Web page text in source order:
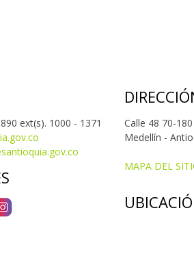
ext(s). 1000 - 1371
Calle 48 70-
Medellín -
MAPA DEL